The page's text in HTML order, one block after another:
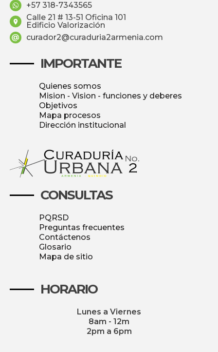
+57 318-7343565
Calle 21 # 13-51 Oficina 101
Edificio Valorización
curador2@curaduria2armenia.com
IMPORTANTE
Quienes somos
Mision - Vision - funciones y deberes
Objetivos
Mapa procesos
Dirección institucional
CONSULTAS
PQRSD
Preguntas frecuentes
Contáctenos
Glosario
Mapa de sitio
HORARIO
Lunes a Viernes
8am - 12m
2pm a 6pm